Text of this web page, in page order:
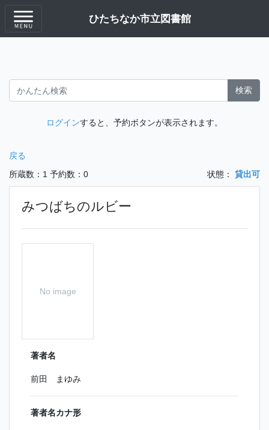
ひたちなか市立図書館
検索
ログインすると、予約ボタンが表示されます。
戻る
所蔵数：1 予約数：0 状態： 貸出可
みつばちのルビー
No image
著者名
前田 まゆみ
著者名カナ形